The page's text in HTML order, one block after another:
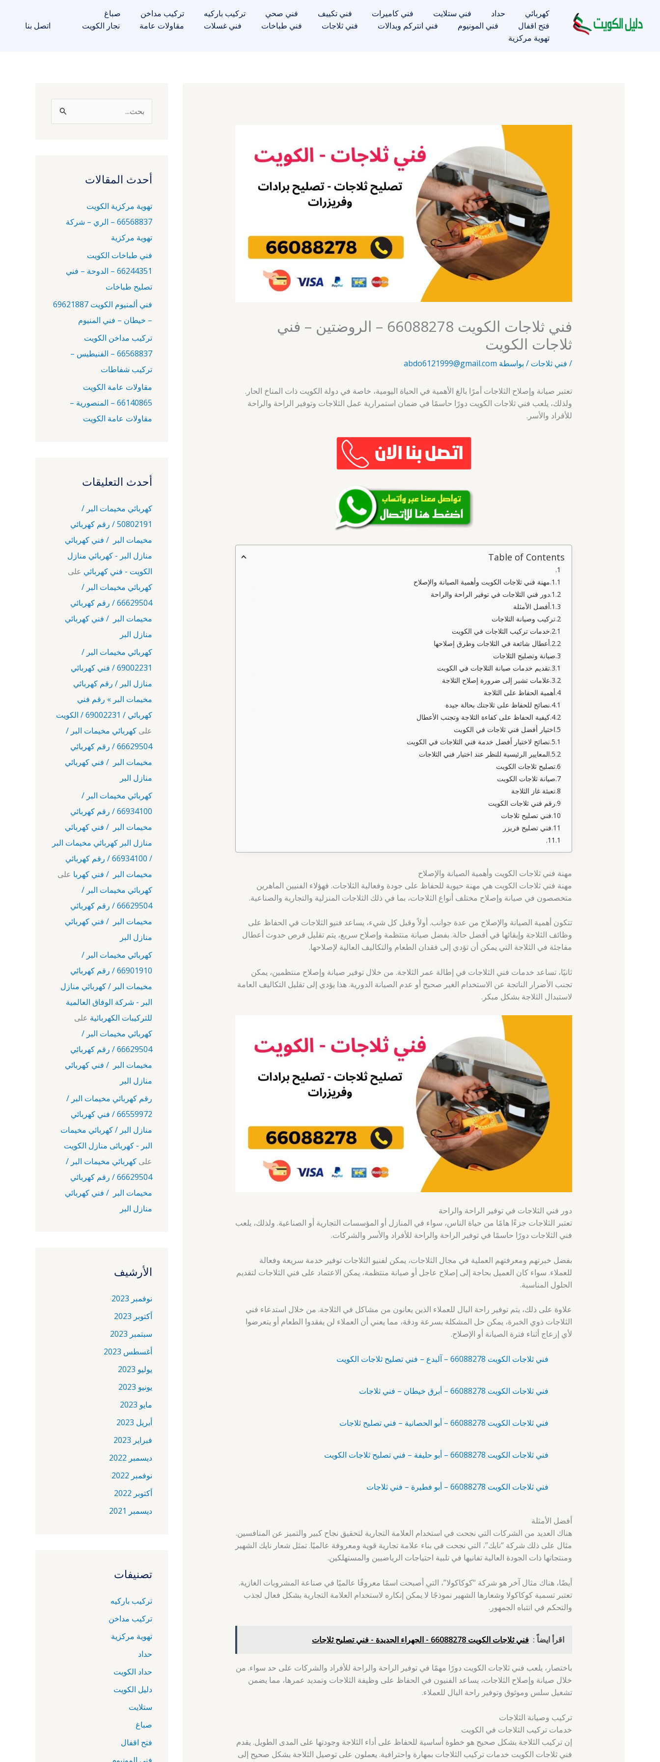
المحتوى
كهربائي حداد فني ستلايت فني كاميرات فني تكييف فني صحي تركيب باركيه تركيب مداخن
صباغ
فتح اقفال
فني المونيوم فني انتركم وبدالات فني ثلاجات فني طباخات فني غسلات مقاولات عامة
نجار الكويت
تهوية مركزية
اتصل بنا
فني ثلاجات الكويت 66088278 – الروضتين – فني
ثلاجات الكويت
/ فني ثلاجات / بواسطة abdo6121999@gmail.com
تعتبر صيانة وإصلاح الثلاجات أمرًا بالغ الأهمية في الحياة اليومية، خاصة في دولة الكويت ذات المناخ الحار.
ولذلك، يلعب فني ثلاجات الكويت دورًا حاسمًا في ضمان استمرارية عمل الثلاجات وتوفير الراحة والراحة
للأفراد والأسر.
Table of Contents
مهنة فني ثلاجات الكويت وأهمية الصيانة والإصلاح
دور فني الثلاجات في توفير الراحة والراحة
أفضل الأمثلة
تركيب وصيانة الثلاجات
خدمات تركيب الثلاجات في الكويت
أعطال شائعة في الثلاجات وطرق إصلاحها
صيانة وتصليح الثلاجات
تقديم خدمات صيانة الثلاجات في الكويت
علامات تشير إلى ضرورة إصلاح الثلاجة
أهمية الحفاظ على الثلاجة
نصائح للحفاظ على ثلاجتك بحالة جيدة
كيفية الحفاظ على كفاءة الثلاجة وتجنب الأعطال
اختيار أفضل فني ثلاجات في الكويت
نصائح لاختيار أفضل خدمة فني الثلاجات في الكويت
المعايير الرئيسية للنظر عند اختيار فني الثلاجات
تصليح ثلاجات الكويت
صيانة ثلاجات الكويت
تعبئة غاز الثلاجة
رقم فني ثلاجات الكويت
فني تصليح ثلاجات
فني تصليح فريزر
مهنة فني ثلاجات الكويت وأهمية الصيانة والإصلاح
مهنة فني ثلاجات الكويت هي مهنة حيوية للحفاظ على جودة وفعالية الثلاجات. فهؤلاء الفنيين الماهرين
متخصصون في صيانة وإصلاح مختلف أنواع الثلاجات، بما في ذلك الثلاجات المنزلية والتجارية والصناعية.
تتكون أهمية الصيانة والإصلاح من عدة جوانب. أولاً وقبل كل شيء، يساعد فنيو الثلاجات في الحفاظ على
وظائف الثلاجة وإبقائها في أفضل حالة. بفضل صيانة منتظمة وإصلاح سريع، يتم تقليل فرص حدوث أعطال
مفاجئة في الثلاجة التي يمكن أن تؤدي إلى فقدان الطعام والتكاليف العالية لإصلاحها.
ثانيًا، تساعد خدمات فني الثلاجات في إطالة عمر الثلاجة. من خلال توفير صيانة وإصلاح منتظمين، يمكن
تجنب الأضرار الناتجة عن الاستخدام الغير صحيح أو عدم الصيانة الدورية. هذا يؤدي إلى تقليل التكاليف العامة
لاستبدال الثلاجة بشكل مبكر.
دور فني الثلاجات في توفير الراحة والراحة
تعتبر الثلاجات جزءًا هامًا من حياة الناس، سواء في المنازل أو المؤسسات التجارية أو الصناعية. ولذلك، يلعب
فني الثلاجات دورًا حاسمًا في توفير الراحة والراحة للأفراد والأسر والشركات.
بفضل خبرتهم ومعرفتهم العملية في مجال الثلاجات، يمكن لفنيو الثلاجات توفير خدمة سريعة وفعالة
للعملاء. سواء كان العميل بحاجة إلى إصلاح عاجل أو صيانة منتظمة، يمكن الاعتماد على فني الثلاجات لتقديم
الحلول المناسبة.
علاوة على ذلك، يتم توفير راحة البال للعملاء الذين يعانون من مشاكل في الثلاجة. من خلال استدعاء فني
الثلاجات ذوي الخبرة، يمكن حل المشكلة بسرعة ودقة، مما يعني أن العملاء لن يفقدوا الطعام أو يتعرضوا
لأي إزعاج أثناء فترة الصيانة أو الإصلاح.
فني ثلاجات الكويت 66088278 – آلبدع – فني تصليح ثلاجات الكويت
فني ثلاجات الكويت 66088278 – أبرق خيطان – فني ثلاجات
فني ثلاجات الكويت 66088278 – أبو الحصانية – فني تصليح ثلاجات
فني ثلاجات الكويت 66088278 – أبو حليفة – فني تصليح ثلاجات الكويت
فني ثلاجات الكويت 66088278 – أبو فطيرة – فني ثلاجات
أفضل الأمثلة
هناك العديد من الشركات التي نجحت في استخدام العلامة التجارية لتحقيق نجاح كبير والتميز عن المنافسين.
مثال على ذلك شركة “نايك”، التي نجحت في بناء علامة تجارية قوية ومعروفة عالميًا. تمثل شعار نايك الشهير
ومنتجاتها ذات الجودة العالية تفانيها في تلبية احتياجات الرياضيين والمستهلكين.
أيضًا، هناك مثال آخر هو شركة “كوكاكولا”، التي أصبحت اسمًا معروفًا عالميًا في صناعة المشروبات الغازية.
تعتبر تسمية كوكاكولا وشعارها الشهير نموذجًا لا يمكن إنكاره لاستخدام العلامة التجارية بشكل فعال لجذب
والتحكم في انتباه الجمهور.
اقرأ ايضاً : فني ثلاجات الكويت 66088278 - الجهراء الجديدة - فني تصليح ثلاجات
باختصار، يلعب فني ثلاجات الكويت دورًا مهمًا في توفير الراحة والراحة للأفراد والشركات على حد سواء. من
خلال صيانة وإصلاح الثلاجات، يساعد الفنيون في الحفاظ على وظيفة الثلاجات وتمديد عمرها، مما يضمن
تشغيل سلس وموثوق وتوفير راحة البال للعملاء.
تركيب وصيانة الثلاجات
خدمات تركيب الثلاجات في الكويت
إن تركيب الثلاجة بشكل صحيح هو خطوة أساسية للحفاظ على أداء الثلاجة وجودتها على المدى الطويل. يقدم
فني ثلاجات الكويت خدمات تركيب الثلاجات بمهارة واحترافية. يعملون على توصيل الثلاجة بشكل صحيح إلى
ث
ن
:
أحدث المقالات
تهوية مركزية الكويت
66568837 – الري – شركة
تهوية مركزية
فني طباخات الكويت
66244351 – الدوحة – فني
تصليح طباخات
فني ألمنيوم الكويت 69621887
– خيطان – فني المنيوم
تركيب مداخن الكويت
66568837 – الفنيطيس –
تركيب شفاطات
مقاولات عامة الكويت
66140865 – المنصورية –
مقاولات عامة الكويت
أحدث التعليقات
كهربائي مخيمات البر /
50802191 / رقم كهربائي
مخيمات البر / فني كهربائي
منازل البر - كهربائي منازل
الكويت - فني كهربائي على
كهربائي مخيمات البر /
66629504 / رقم كهربائي
مخيمات البر / فني كهربائي
منازل البر
كهربائي مخيمات البر /
69002231 / فني كهربائي
منازل البر / رقم كهربائي
مخيمات البر » رقم فني
كهربائي / 69002231 / الكويت
على كهربائي مخيمات البر /
66629504 / رقم كهربائي
مخيمات البر / فني كهربائي
منازل البر
كهربائي مخيمات البر /
66934100 / رقم كهربائي
مخيمات البر / فني كهربائي
منازل البر كهربائي مخيمات البر
/ 66934100 / رقم كهربائي
مخيمات البر / فني كهربا على
كهربائي مخيمات البر /
66629504 / رقم كهربائي
مخيمات البر / فني كهربائي
منازل البر
كهربائي مخيمات البر /
66901910 / رقم كهربائي
مخيمات البر / كهربائي منازل
البر - شركة الوفاق العالمية
للتركيبات الكهربائية على
كهربائي مخيمات البر /
66629504 / رقم كهربائي
مخيمات البر / فني كهربائي
منازل البر
رقم كهربائي مخيمات البر /
66559972 / فني كهربائي
منازل البر / كهربائي مخيمات
البر - كهربائى منازل الكويت
على كهربائي مخيمات البر /
66629504 / رقم كهربائي
مخيمات البر / فني كهربائي
منازل البر
الأرشيف
نوفمبر 2023
أكتوبر 2023
سبتمبر 2023
أغسطس 2023
يوليو 2023
يونيو 2023
مايو 2023
أبريل 2023
فبراير 2023
ديسمبر 2022
نوفمبر 2022
أكتوبر 2022
ديسمبر 2021
تصنيفات
تركيب باركيه
تركيب مداخن
تهوية مركزية
حداد
حداد الكويت
دليل الكويت
ستلايت
صباغ
فتح اقفال